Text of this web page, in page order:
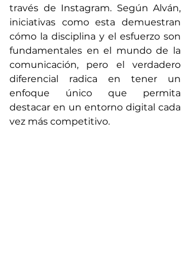
través de Instagram. Según Alván,
iniciativas como esta demuestran
cómo la disciplina y el esfuerzo son
fundamentales en el mundo de la
comunicación, pero el verdadero
diferencial radica en tener un
enfoque único que permita
destacar en un entorno digital cada
vez más competitivo.